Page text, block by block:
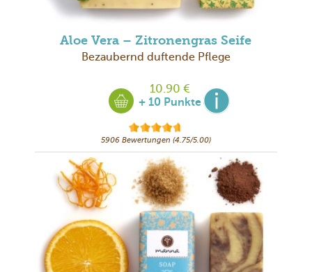
Aloe Vera – Zitronengras Seife
Bezaubernd duftende Pflege
10.90 €
+ 10 Punkte
5906 Bewertungen (4.75/5.00)